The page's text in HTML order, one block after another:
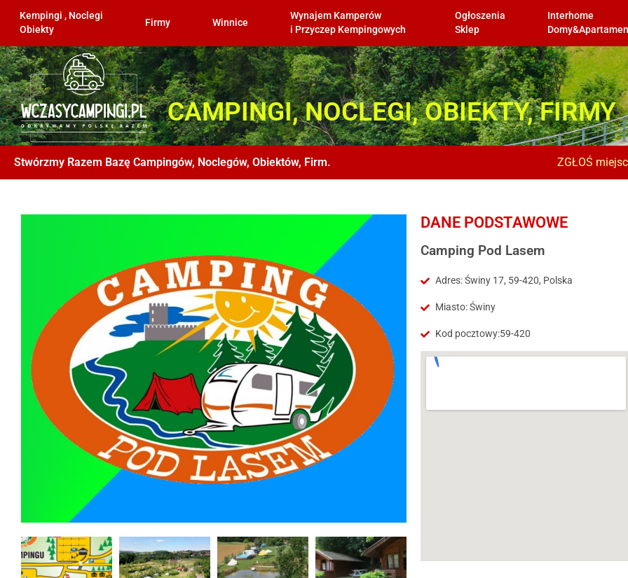
Kempingi , Noclegi
Obiekty
Firmy Winnice
Wynajem Kamperów
i Przyczep Kempingowych
Ogłoszenia
Sklep
Interhome
CAMPINGI, NOCLEGI, OBIEKTY, FIRMY
Stwórzmy Razem Bazę Campingów, Noclegów, Obiektów, Firm. ZGŁOŚ
DANE PODSTAWOWE
Camping Pod Lasem
Adres: Świny 17, 59-420, Polska
Miasto: Świny
Kod pocztowy:59-420